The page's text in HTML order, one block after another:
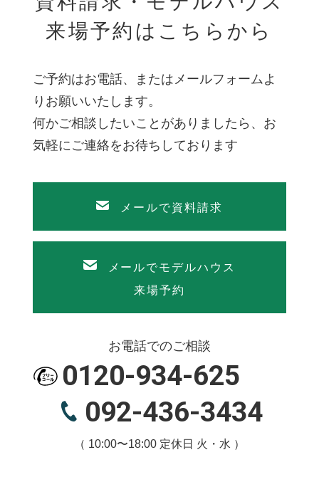
来場予約はこちらから
ご予約はお電話、またはメールフォームよ
りお願いいたします。
何かご相談したいことがありましたら、お
気軽にご連絡をお待ちしております
メールで資料請求
メールでモデルハウス
来場予約
お電話でのご相談
0120-934-625
092-436-3434
（ 10:00〜18:00 定休日 火・水 ）